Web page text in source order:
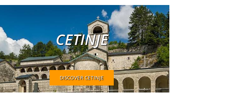
CETINJE
DISCOVER CETINJE